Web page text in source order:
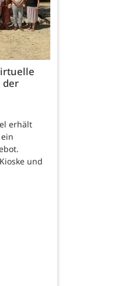
der
erhält
und